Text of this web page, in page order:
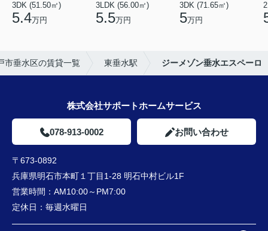
3DK (51.50㎡)
5.4万円
3LDK (56.00㎡)
5.5万円
3DK (71.65㎡)
5万円
市垂水区の賃貸一覧 東垂水駅 ジーメゾン垂水エスペーロ
株式会社サポートホームサービス
078-913-0002 お問い合わせ
〒673-0892
兵庫県明石市本町１丁目1-28 明石中村ビル1F
営業時間： AM10:00～PM7:00
定休日： 毎週水曜日